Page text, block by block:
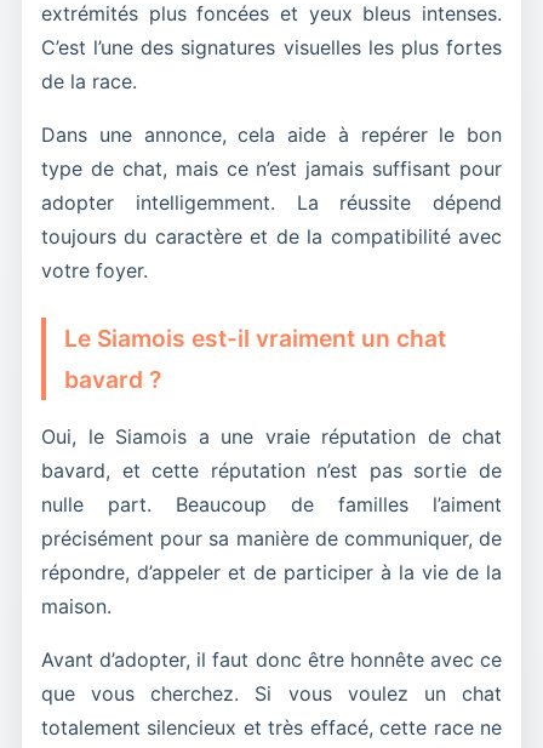
extrémités plus foncées et yeux bleus intenses.
C’est l’une des signatures visuelles les plus fortes
de la race.
Dans une annonce, cela aide à repérer le bon
type de chat, mais ce n’est jamais suffisant pour
adopter intelligemment. La réussite dépend
toujours du caractère et de la compatibilité avec
votre foyer.
Le Siamois est-il vraiment un chat
bavard ?
Oui, le Siamois a une vraie réputation de chat
bavard, et cette réputation n’est pas sortie de
nulle part. Beaucoup de familles l’aiment
précisément pour sa manière de communiquer, de
répondre, d’appeler et de participer à la vie de la
maison.
Avant d’adopter, il faut donc être honnête avec ce
que vous cherchez. Si vous voulez un chat
totalement silencieux et très effacé, cette race ne